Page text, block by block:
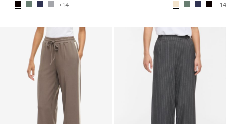
+14